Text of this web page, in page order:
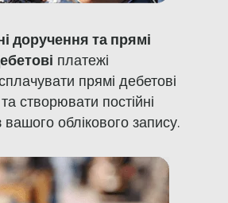
доручення та прямі
платежі
прямі дебетові
створювати постійні
облікового запису.